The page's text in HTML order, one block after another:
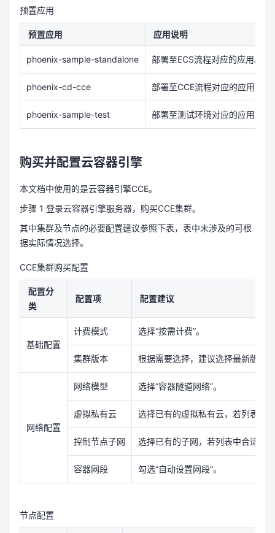
预置应用
预置应用 应用说明
phoenix-sample-standalone 部署至ECS流程对应的应用。
phoenix-cd-cce 部署至CCE流程对应的应用。
phoenix-sample-test 部署至测试环境对应的应用。
购买并配置云容器引擎
本文档中使用的是云容器引擎CCE。
步骤 1 登录云容器引擎服务器，购买CCE集群。
其中集群及节点的必要配置建议参照下表，表中未涉及的可根
据实际情况选择。
CCE集群购买配置
配置分
类
配置项 配置建议
基础配置
计费模式 选择“按需计费”。
集群版本 根据需要选择，建议选择最新版本。
网络配置
网络模型 选择“容器隧道网络”。
虚拟私有云 选择已有的虚拟私有云，若列表中
控制节点子网 选择已有的子网，若列表中合适的
容器网段 勾选“自动设置网段”。
节点配置